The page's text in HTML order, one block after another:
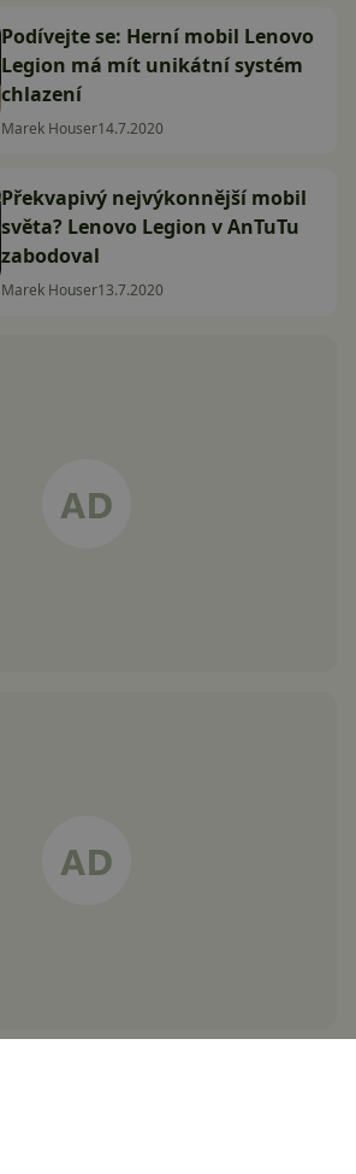
Podívejte se: Herní mobil Lenovo
Legion má mít unikátní systém
chlazení
Marek Houser14.7.2020
Překvapivý nejvýkonnější mobil
světa? Lenovo Legion v AnTuTu
zabodoval
Marek Houser13.7.2020